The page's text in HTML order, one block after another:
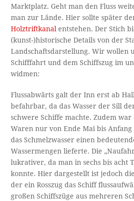
Marktplatz. Geht man den Fluss
man zur Lände. Hier sollte später
Holztriftkanal entstehen. Der Stich
(kunst-)historische Details von der
Landschaftsdarstellung. Wir wollen
Schifffahrt und dem Schiffszug im
widmen:
Flussabwärts galt der Inn erst ab
befahrbar, da das Wasser der Sill
schwere Schiffe machte. Zudem
Waren nur von Ende Mai bis
das Schmelzwasser einen
Wassermengen lieferte. Die
lukrativer, da man in sechs bis acht
konnte. Hier dargestellt ist jedoch
der ein Rosszug das Schiff
großen Schiffszüge aus mehreren